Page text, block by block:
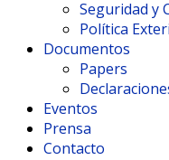
Seguridad y
Política
Documentos
Papers
Eventos
Prensa
Contacto